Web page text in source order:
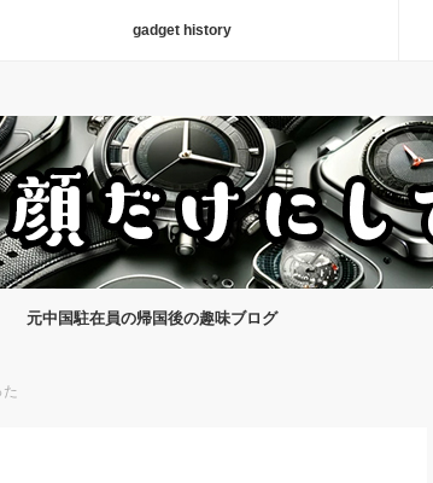
gadget history
元中国駐在員の帰国後の趣味ブログ